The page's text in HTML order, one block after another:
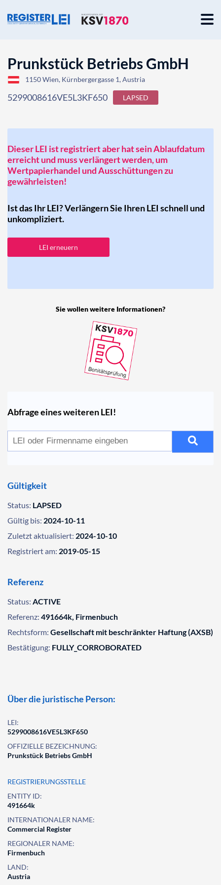
Prunkstück Betriebs GmbH
1150 Wien, Kürnbergergasse 1, Austria
5299008616VE5L3KF650 LAPSED
Dieser LEI ist registriert aber hat sein Ablaufdatum
erreicht und muss verlängert werden, um
Wertpapierhandel und Ausschüttungen zu
gewährleisten!
Ist das Ihr LEI? Verlängern Sie Ihren LEI schnell und
unkompliziert.
LEI erneuern
Sie wollen weitere Informationen?
Abfrage eines weiteren LEI!
Gültigkeit
Status: LAPSED
Gültig bis: 2024-10-11
Zuletzt aktualisiert: 2024-10-10
Registriert am: 2019-05-15
Referenz
Status: ACTIVE
Referenz: 491664k, Firmenbuch
Rechtsform: Gesellschaft mit beschränkter Haftung (AXSB)
Bestätigung: FULLY_CORROBORATED
Über die juristische Person:
LEI:
5299008616VE5L3KF650
OFFIZIELLE BEZEICHNUNG:
Prunkstück Betriebs GmbH
REGISTRIERUNGSSTELLE
ENTITY ID:
491664k
INTERNATIONALER NAME:
Commercial Register
REGIONALER NAME:
Firmenbuch
LAND:
Austria